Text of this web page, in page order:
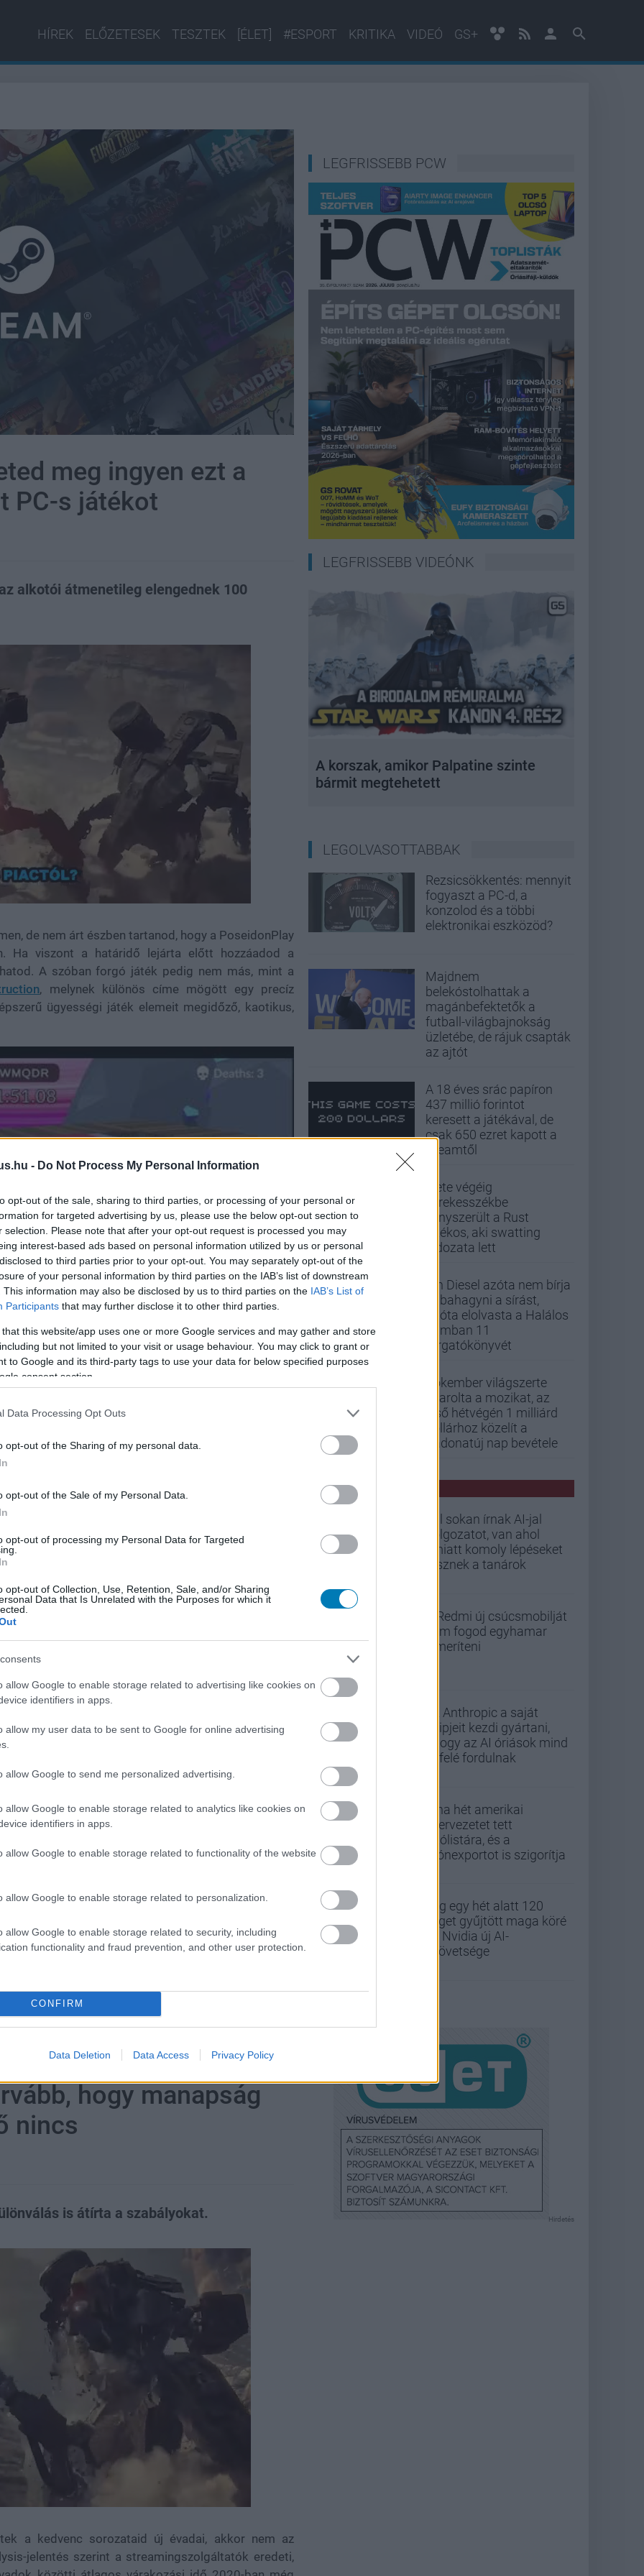
- Do Not Process My Personal Information
opt-out of the sale, sharing to third parties, or processing of your personal or
for targeted advertising by us, please use the below opt-out section to
selection. Please note that after your opt-out request is processed you may
interest-based ads based on personal information utilized by us or personal
to third parties prior to your opt-out. You may separately opt-out of the
of your personal information by third parties on the IAB’s list of downstream
This information may also be disclosed by us to third parties on the IAB’s List of
Participants that may further disclose it to other third parties.
that this website/app uses one or more Google services and may gather and store
but not limited to your visit or usage behaviour. You may click to grant or
to Google and its third-party tags to use your data for below specified purposes
consent section.
Data Processing Opt Outs
opt-out of the Sharing of my personal data.
opt-out of the Sale of my Personal Data.
opt-out of processing my Personal Data for Targeted
opt-out of Collection, Use, Retention, Sale, and/or Sharing
Data that Is Unrelated with the Purposes for which it
allow Google to enable storage related to advertising like cookies on
identifiers in apps.
allow my user data to be sent to Google for online advertising
allow Google to send me personalized advertising.
allow Google to enable storage related to analytics like cookies on
identifiers in apps.
allow Google to enable storage related to functionality of the website
allow Google to enable storage related to personalization.
allow Google to enable storage related to security, including
functionality and fraud prevention, and other user protection.
CONFIRM
Data Deletion Data Access Privacy Policy
HÍREK ELŐZETESEK TESZTEK [ÉLET] #ESPORT KRITIKA VIDEÓ GS+
meg ingyen ezt a
PC-s játékot
alkotói átmenetileg elengednek 100
de nem árt észben tartanod, hogy a PoseidonPlay
Ha viszont a határidő lejárta előtt hozzáadod a
A szóban forgó játék pedig nem más, mint a
, melynek különös címe mögött egy precíz
ügyességi játék elemeit megidőző, kaotikus,
a Chained Together szerelemgyerekeként írható le.
építkező akadálypályán kapaszkodjanak
csapdákkal, eltűnő blokkokkal és egyre
módban is játszható, és bár semmi sem gátolja,
élményre épít. A kihívások jelentős része sokkal
tagjai együtt próbálnak túljutni az akadályokon,
rosszul időzített ugrás után.
sokáig halogatniuk a döntést, mert mihelyst
2,99 euró (1060 forint) nem nagy összeg, azért
árva centet sem kell kiadnia érte.
hangulata – Jön a második forduló! (X)
várunk egy sorozat új
hogy manapság
nincs
is átírta a szabályokat.
a kedvenc sorozataid új évadai, akkor nem az
jelentés szerint a streamingszolgáltatók eredeti,
LEGFRISSEBB PCW
LEGFRISSEBB VIDEÓNK
A korszak, amikor Palpatine szinte
bármit megtehetett
LEGOLVASOTTABBAK
Rezsicsökkentés: mennyit
fogyaszt a PC-d, a
konzolod és a többi
elektronikai eszközöd?
Majdnem
belekóstolhattak a
magánbefektetők a
futball-világbajnokság
üzletébe, de rájuk csapták
az ajtót
A 18 éves srác papíron
437 millió forintot
keresett a játékával, de
csak 650 ezret kapott a
Steamtől
Élete végéig
kerekesszékbe
kényszerült a Rust
játékos, aki swatting
áldozata lett
Vin Diesel azóta nem bírja
abbahagyni a sírást,
mióta elolvasta a Halálos
iramban 11
forgatókönyvét
Pókember világszerte
letarolta a mozikat, az
első hétvégén 1 milliárd
dollárhoz közelít a
Vadonatúj nap bevétele
PCW HÍREK
Túl sokan írnak AI-jal
dolgozatot, van ahol
emiatt komoly lépéseket
tesznek a tanárok
A Redmi új csúcsmobilját
nem fogod egyhamar
lemeríteni
Az Anthropic a saját
chipjeit kezdi gyártani,
ahogy az AI óriások mind
befelé fordulnak
Kína hét amerikai
szervezetet tett
tiltólistára, és a
drónexportot is szigorítja
Alig egy hét alatt 120
céget gyűjtött maga köré
az Nvidia új AI-
szövetsége
Hirdetés